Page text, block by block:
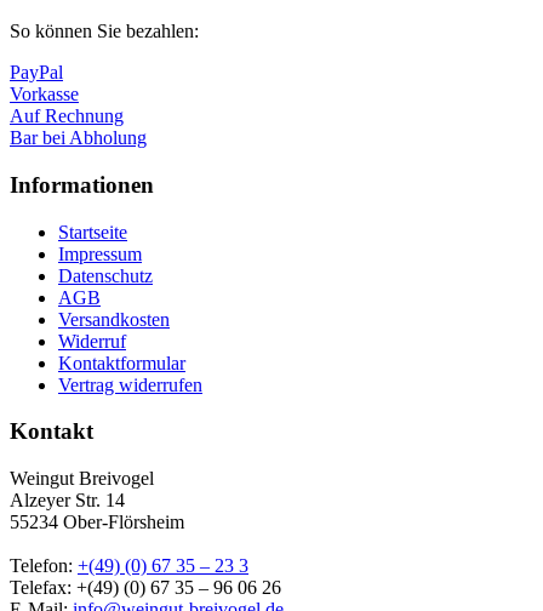
So können Sie bezahlen:
PayPal
Vorkasse
Auf Rechnung
Bar bei Abholung
Informationen
Startseite
Impressum
Datenschutz
AGB
Versandkosten
Widerruf
Kontaktformular
Vertrag widerrufen
Kontakt
Weingut Breivogel
Alzeyer Str. 14
55234 Ober-Flörsheim
Telefon: +(49) (0) 67 35 – 23 3
Telefax: +(49) (0) 67 35 – 96 06 26